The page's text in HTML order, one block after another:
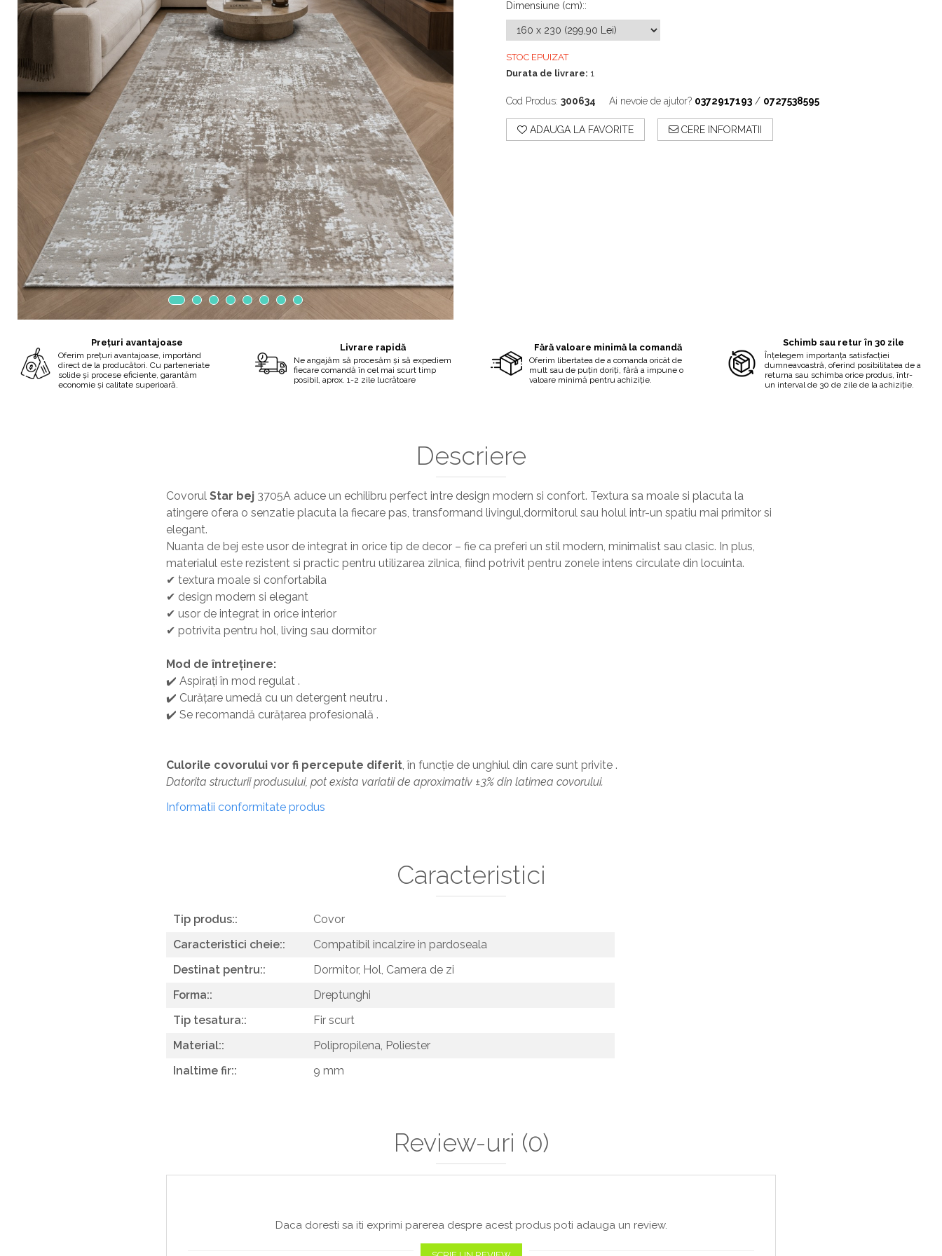
Dimensiune (cm)::
STOC EPUIZAT
Durata de livrare: 1
Cod Produs: 300634 Ai nevoie de ajutor? 0372917193 / 0727538595
ADAUGA LA FAVORITE CERE INFORMATII
Prețuri avantajoase
Oferim prețuri avantajoase, importând
direct de la producători. Cu parteneriate
solide și procese eficiente, garantăm
economie și calitate superioară.
Livrare rapidă
Ne angajăm să procesăm și să expediem
fiecare comandă în cel mai scurt timp
posibil, aprox. 1-2 zile lucrătoare
Fără valoare minimă la comandă
Oferim libertatea de a comanda oricât de
mult sau de puțin doriți, fără a impune o
valoare minimă pentru achiziție.
Schimb sau retur în 30 zile
Înțelegem importanța satisfacției
dumneavoastră, oferind posibilitatea de a
returna sau schimba orice produs, într-
un interval de 30 de zile de la achiziție.
Descriere
Covorul Star bej 3705A aduce un echilibru perfect intre design modern si confort. Textura sa moale si placuta la
atingere ofera o senzatie placuta la fiecare pas, transformand livingul,dormitorul sau holul intr-un spatiu mai primitor si
elegant.
Nuanta de bej este usor de integrat in orice tip de decor – fie ca preferi un stil modern, minimalist sau clasic. In plus,
materialul este rezistent si practic pentru utilizarea zilnica, fiind potrivit pentru zonele intens circulate din locuinta.
✔ textura moale si confortabila
✔ design modern si elegant
✔ usor de integrat in orice interior
✔ potrivita pentru hol, living sau dormitor
Mod de întreținere:
✔️ Aspirați în mod regulat .
✔️ Curățare umedă cu un detergent neutru .
✔️ Se recomandă curățarea profesională .
Culorile covorului vor fi percepute diferit, în funcție de unghiul din care sunt privite .
Datorita structurii produsului, pot exista variatii de aproximativ ±3% din latimea covorului.
Informatii conformitate produs
Caracteristici
Tip produs::
Covor
Caracteristici cheie::
Compatibil incalzire in pardoseala
Destinat pentru::
Dormitor, Hol, Camera de zi
Forma::
Dreptunghi
Tip tesatura::
Fir scurt
Material::
Polipropilena, Poliester
Inaltime fir::
9 mm
Review-uri (0)
Daca doresti sa iti exprimi parerea despre acest produs poti adauga un review.